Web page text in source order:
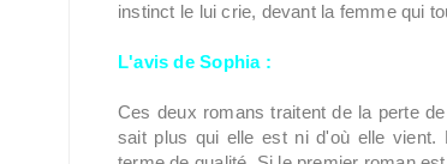
instinct le lui crie, devant la femme qui
L'avis de Sophia :
Ces deux romans traitent de la perte
sait plus qui elle est ni d'où elle vient.